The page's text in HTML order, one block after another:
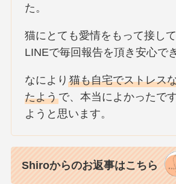
た。
猫にとても愛情をもって接して
LINEで毎回報告を頂き安心で
なにより猫も自宅でストレス
たようで、本当によかったで
ようと思います。
Shiroからのお返事はこちら